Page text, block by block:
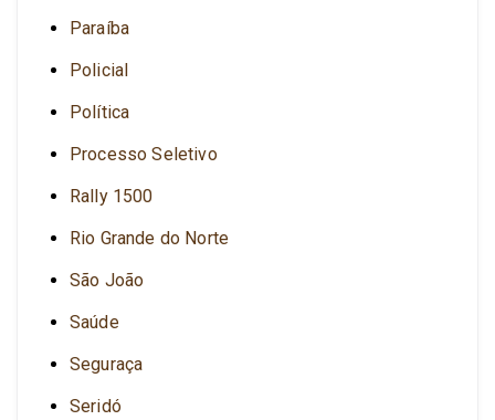
Paraíba
Policial
Política
Processo Seletivo
Rally 1500
Rio Grande do Norte
São João
Saúde
Seguraça
Seridó